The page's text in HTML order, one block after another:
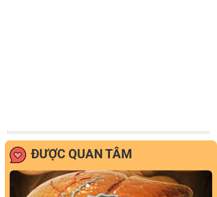
ĐƯỢC QUAN TÂM